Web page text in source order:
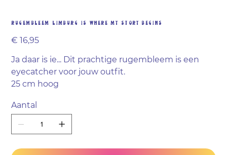
Rugembleem LIMBURG is where my story begins
Prijs
€ 16,95
Ja daar is ie... Dit prachtige rugembleem is een
eyecatcher voor jouw outfit.
25 cm hoog
Aantal